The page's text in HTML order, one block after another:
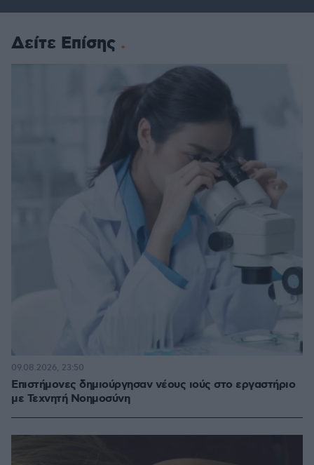
Δείτε Επίσης
Επιστήμονες δημιούργησαν νέους ιούς στο εργαστήριο
με Τεχνητή Νοημοσύνη
09.08.2026, 23:50